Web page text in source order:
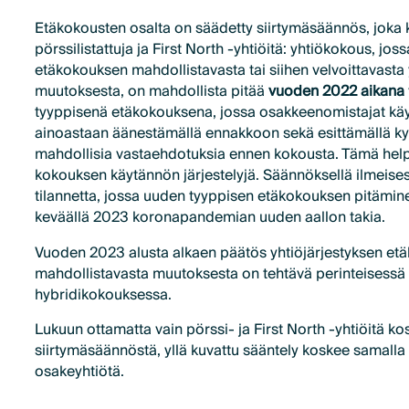
Etäkokousten osalta on säädetty siirtymäsäännös, joka
pörssilistattuja ja First North -yhtiöitä: yhtiökokous,
etäkokouksen mahdollistavasta tai siihen
muutoksesta, on mahdollista pitäävuoden 2022 aikana
tyyppisenä etäkokouksena, jossa osakkeenomistajat
ainoastaan äänestämälläennakkoon sekä esittämällä
mahdollisia vastaehdotuksia ennen kokousta. Tämä
kokouksen käytännön järjestelyjä. Säännöksellä
tilannetta, jossa uuden tyyppisen etäkokouksen
keväällä 2023 koronapandemian uuden aallon takia.
Vuoden 2023 alusta alkaen päätös yhtiöjärjestyksen
mahdollistavasta muutoksesta on tehtävä
hybridikokouksessa.
Lukuun ottamatta vain pörssi- ja First North -yhtiöitä
siirtymäsäännöstä, yllä kuvattu sääntely koskee
osakeyhtiötä.